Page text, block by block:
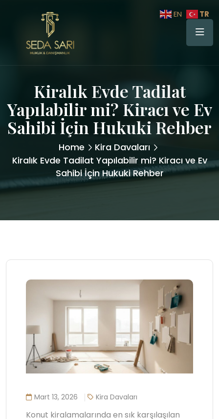
Kiralık Evde Tadilat
Yapılabilir mi? Kiracı ve Ev
Sahibi İçin Hukuki Rehber
Home
Kira Davaları
Kiralık Evde Tadilat Yapılabilir mi? Kiracı ve Ev
Sahibi İçin Hukuki Rehber
Mart 13, 2026 Kira Davaları
Konut kiralamalarında en sık karşılaşılan
EN TR